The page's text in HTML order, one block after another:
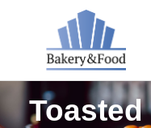
Toasted